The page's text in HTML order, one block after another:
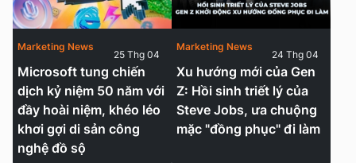
Microsoft tung chiến
dịch kỷ niệm 50 năm với
đầy hoài niệm, khéo léo
khơi gợi di sản công
nghệ đồ sộ
Marketing News
25 Thg 04
Xu hướng mới của Gen
Z: Hồi sinh triết lý của
Steve Jobs, ưa chuộng
mặc "đồng phục" đi làm
Marketing News
24 Thg 04